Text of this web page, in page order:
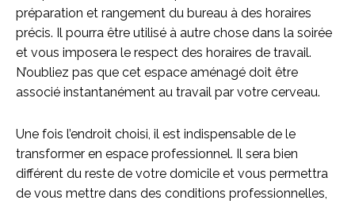
préparation et rangement du bureau à des horaires
précis. Il pourra être utilisé à autre chose dans la soirée
et vous imposera le respect des horaires de travail.
N’oubliez pas que cet espace aménagé doit être
associé instantanément au travail par votre cerveau.
Une fois l’endroit choisi, il est indispensable de le
transformer en espace professionnel. Il sera bien
différent du reste de votre domicile et vous permettra
de vous mettre dans des conditions professionnelles,